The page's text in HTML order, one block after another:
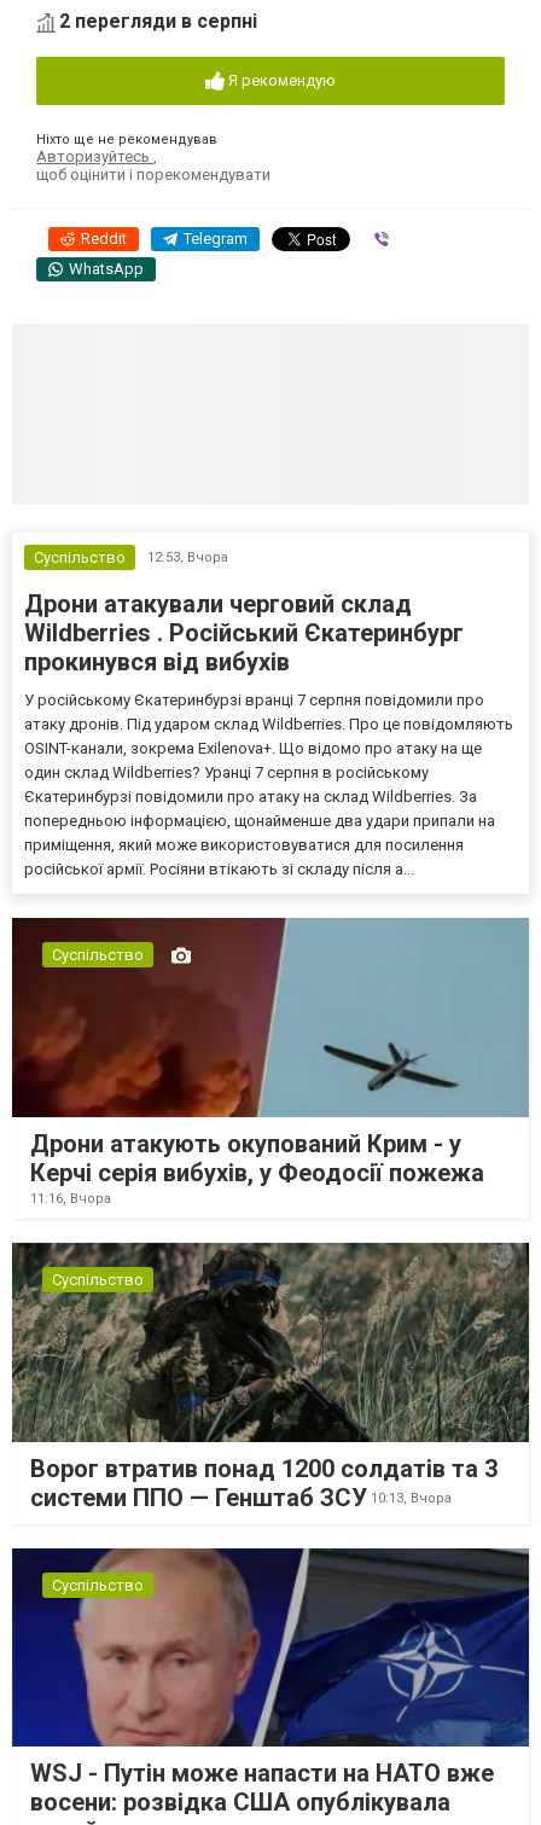
2 перегляди в серпні
Я рекомендую
Ніхто ще не рекомендував
Авторизуйтесь ,
щоб оцінити і порекомендувати
Reddit Telegram
WhatsApp
Суспільство 12:53, Вчора
Дрони атакували черговий склад
Wildberries . Російський Єкатеринбург
прокинувся від вибухів
У російському Єкатеринбурзі вранці 7 серпня повідомили про
атаку дронів. Під ударом склад Wildberries. Про це повідомляють
OSINT-канали, зокрема Exilenova+. Що відомо про атаку на ще
один склад Wildberries? Уранці 7 серпня в російському
Єкатеринбурзі повідомили про атаку на склад Wildberries. За
попередньою інформацією, щонайменше два удари припали на
приміщення, який може використовуватися для посилення
російської армії. Росіяни втікають зі складу після а...
Суспільство
Дрони атакують окупований Крим - у
Керчі серія вибухів, у Феодосії пожежа
11:16, Вчора
Суспільство
Ворог втратив понад 1200 солдатів та 3
системи ППО — Генштаб ЗСУ 10:13, Вчора
Суспільство
WSJ - Путін може напасти на НАТО вже
восени: розвідка США опублікувала